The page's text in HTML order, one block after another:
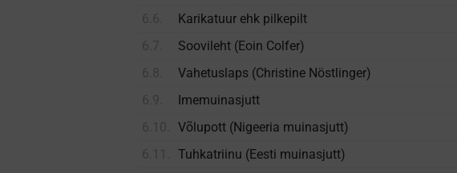
Karikatuur ehk pilkepilt
Soovileht (Eoin Colfer)
Vahetuslaps (Christine Nöstlinger)
Imemuinasjutt
Võlupott (Nigeeria muinasjutt)
Tuhkatriinu (Eesti muinasjutt)